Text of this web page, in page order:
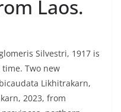
Laos.
Silvestri, 1917 is
Two new
Likhitrakarn,
2023, from